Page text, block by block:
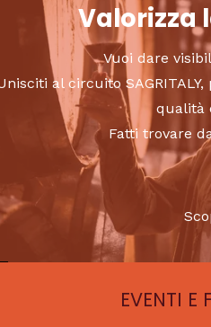
Valorizza
Vuoi dare
al circuito
qualità
Fatti trovare
EVENTI E